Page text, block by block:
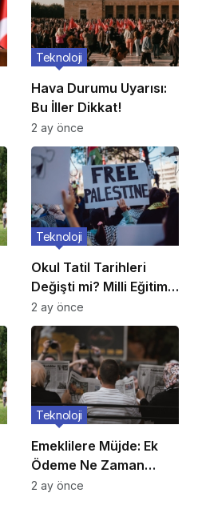
Hava Durumu Uyarısı:
Bu İller Dikkat!
Teknoloji
2 ay önce
Okul Tatil Tarihleri
Değişti mi? Milli Eğitim
Açıkladı
Teknoloji
2 ay önce
Emeklilere Müjde: Ek
Ödeme Ne Zaman
Yatacak?
Teknoloji
2 ay önce